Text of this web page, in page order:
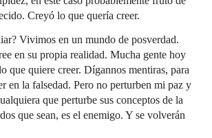
Creyó lo que quería creer.
Vivimos en un mundo de posverdad.
en su propia realidad. Mucha gente hoy
que quiere creer. Dígannos mentiras, para
en la falsedad. Pero no perturben mi paz y
que perturbe sus conceptos de la
que sean, es el enemigo. Y se volverán